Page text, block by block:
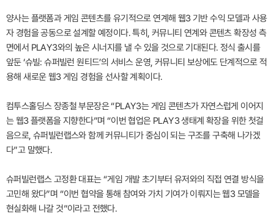
양사는 플랫폼과 게임 콘텐츠를 유기적으로 연계해 웹3 기반 수익 모델과 사용
자 경험을 공동으로 설계할 예정이다. 특히, 커뮤니티 연계와 콘텐츠 확장성 측
면에서 PLAY3와의 높은 시너지를 낼 수 있을 것으로 기대된다. 정식 출시를
앞둔 ‘슈빌: 슈퍼빌런 원티드’의 서비스 운영, 커뮤니티 보상에도 단계적으로 적
용해 새로운 웹3 게임 경험을 선사할 계획이다.
컴투스홀딩스 장종철 부문장은 “PLAY3는 게임 콘텐츠가 자연스럽게 이어지
는 웹3 플랫폼을 지향한다”며 “이번 협업은 PLAY3 생태계 확장을 위한 첫걸
음으로, 슈퍼빌런랩스와 함께 커뮤니티가 중심이 되는 구조를 구축해 나가겠
다”고 말했다.
슈퍼빌런랩스 고정환 대표는 “게임 개발 초기부터 유저와의 직접 연결 방식을
고민해 왔다”며 “이번 협약을 통해 참여와 가치 기여가 이뤄지는 웹3 모델을
현실화해 나갈 것”이라고 전했다.